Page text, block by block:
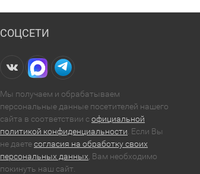
СОЦСЕТИ
Мы получаем и обрабатываем
персональные данные посетителей нашего
сайта в соответствии софициальной
политикой конфиденциальности . Если Вы
не даетесогласия на обработку своих
персональных данных , Вам необходимо
покинуть наш сайт.